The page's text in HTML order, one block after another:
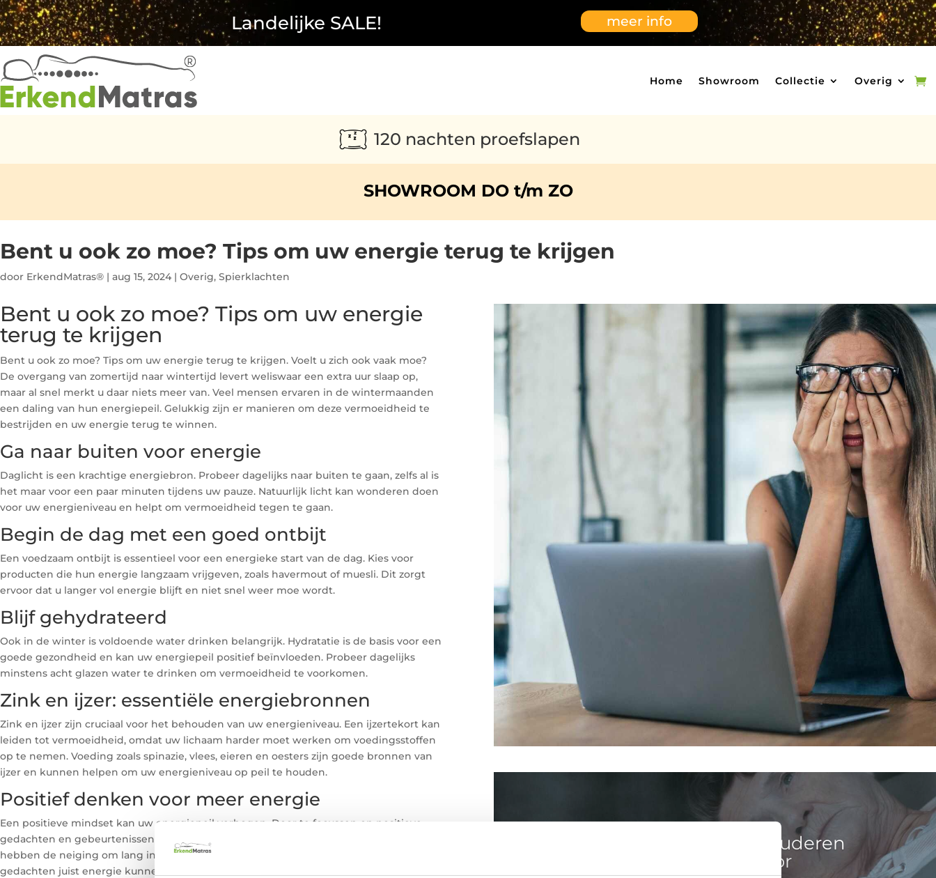
Landelijke SALE! meer info
Home Showroom Collectie Overig
120 nachten proefslapen
SHOWROOM DO t/m ZO
Bent u ook zo moe? Tips om uw energie terug te krijgen
door ErkendMatras® | aug 15, 2024 | Overig, Spierklachten
Bent u ook zo moe? Tips om uw energie
terug te krijgen
Bent u ook zo moe? Tips om uw energie terug te krijgen. Voelt u zich ook vaak moe?
De overgang van zomertijd naar wintertijd levert weliswaar een extra uur slaap op,
maar al snel merkt u daar niets meer van. Veel mensen ervaren in de wintermaanden
een daling van hun energiepeil. Gelukkig zijn er manieren om deze vermoeidheid te
bestrijden en uw energie terug te winnen.
Ga naar buiten voor energie
Daglicht is een krachtige energiebron. Probeer dagelijks naar buiten te gaan, zelfs al is
het maar voor een paar minuten tijdens uw pauze. Natuurlijk licht kan wonderen doen
voor uw energieniveau en helpt om vermoeidheid tegen te gaan.
Begin de dag met een goed ontbijt
Een voedzaam ontbijt is essentieel voor een energieke start van de dag. Kies voor
producten die hun energie langzaam vrijgeven, zoals havermout of muesli. Dit zorgt
ervoor dat u langer vol energie blijft en niet snel weer moe wordt.
Blijf gehydrateerd
Ook in de winter is voldoende water drinken belangrijk. Hydratatie is de basis voor een
goede gezondheid en kan uw energiepeil positief beïnvloeden. Probeer dagelijks
minstens acht glazen water te drinken om vermoeidheid te voorkomen.
Zink en ijzer: essentiële energiebronnen
Zink en ijzer zijn cruciaal voor het behouden van uw energieniveau. Een ijzertekort kan
leiden tot vermoeidheid, omdat uw lichaam harder moet werken om voedingsstoffen
op te nemen. Voeding zoals spinazie, vlees, eieren en oesters zijn goede bronnen van
ijzer en kunnen helpen om uw energieniveau op peil te houden.
Positief denken voor meer energie
Een positieve mindset kan uw energiepeil verhogen. Door te focussen op positieve
gedachten en gebeurtenissen, kunt u vermoeidheid tegengaan. Negatieve gedachten
hebben de neiging om lang in ons hoofd te blijven hangen, terwijl positieve
gedachten juist energie kunnen geven.
Slaapproblemen bij ouderen
komen vaak voor